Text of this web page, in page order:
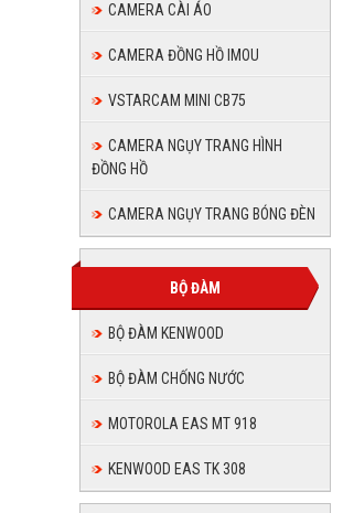
CAMERA CÀI ÁO
CAMERA ĐỒNG HỒ IMOU
VSTARCAM MINI CB75
CAMERA NGỤY TRANG HÌNH
ĐỒNG HỒ
CAMERA NGỤY TRANG BÓNG ĐÈN
BỘ ĐÀM
BỘ ĐÀM KENWOOD
BỘ ĐÀM CHỐNG NƯỚC
MOTOROLA EAS MT 918
KENWOOD EAS TK 308